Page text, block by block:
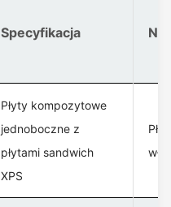
Specyfikacja
Płyty kompozytowe
jednoboczne z
płytami sandwich
XPS